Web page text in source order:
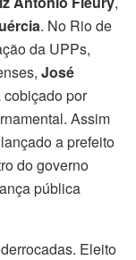
. No Rio de
da UPPs,
José
por
Assim
a prefeito
do governo
pública
Eleito